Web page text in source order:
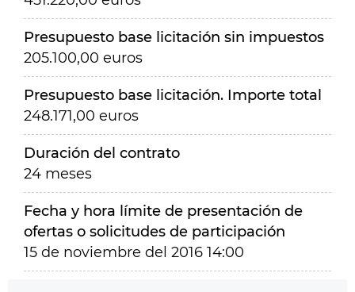
Presupuesto base licitación sin impuestos
205.100,00 euros
Presupuesto base licitación. Importe total
248.171,00 euros
Duración del contrato
24 meses
Fecha y hora límite de presentación de
ofertas o solicitudes de participación
15 de noviembre del 2016 14:00